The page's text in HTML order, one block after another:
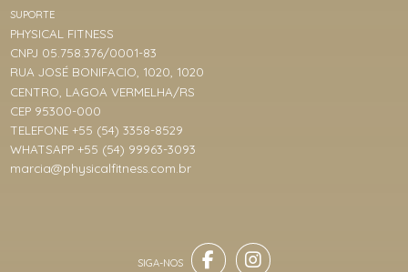
SUPORTE
PHYSICAL FITNESS
CNPJ 05.758.376/0001-83
RUA JOSÉ BONIFACIO, 1020, 1020
CENTRO, LAGOA VERMELHA/RS
CEP 95300-000
TELEFONE +55 (54) 3358-8529
WHATSAPP +55 (54) 99963-3093
marcia@physicalfitness.com.br